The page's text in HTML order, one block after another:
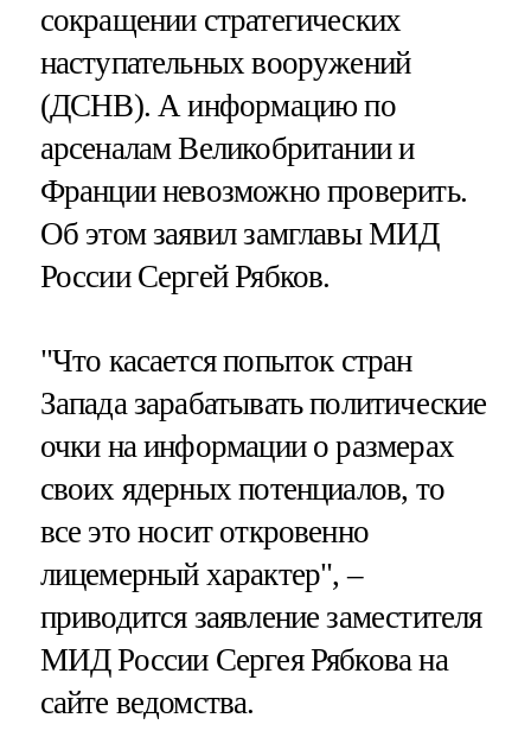
сокращении стратегических
наступательных вооружений
(ДСНВ). А информацию по
арсеналам Великобритании и
Франции невозможно проверить.
Об этом заявил замглавы МИД
России Сергей Рябков.
"Что касается попыток стран
Запада зарабатывать политические
очки на информации о размерах
своих ядерных потенциалов, то
все это носит откровенно
лицемерный характер", –
приводится заявление заместителя
МИД России Сергея Рябкова на
сайте ведомства.